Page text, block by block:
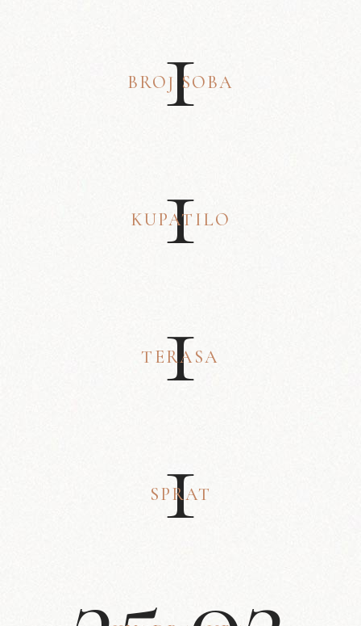
1
BROJ SOBA
1
KUPATILO
1
TERASA
1
SPRAT